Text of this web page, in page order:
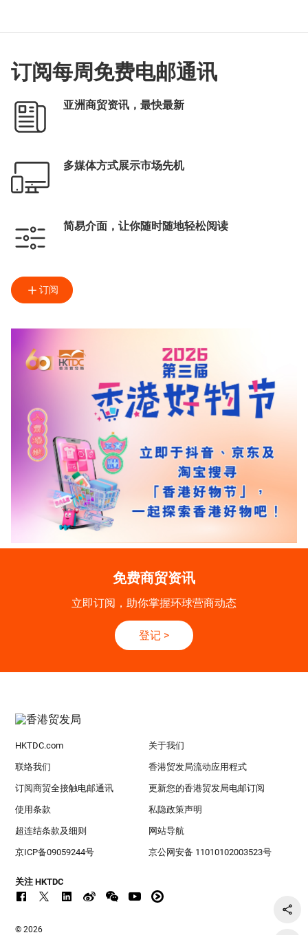
订阅每周免费电邮通讯
亚洲商贸资讯，最快最新
多媒体方式展示市场先机
简易介面，让你随时随地轻松阅读
订阅
免费商贸资讯
立即订阅，助你掌握环球营商动态
登记 >
HKTDC.com 关于我们
联络我们 香港贸发局流动应用程式
订阅商贸全接触电邮通讯 更新您的香港贸发局电邮订阅
使用条款 私隐政策声明
超连结条款及细则 网站导航
京ICP备09059244号 京公网安备 11010102003523号
关注 HKTDC
© 2026